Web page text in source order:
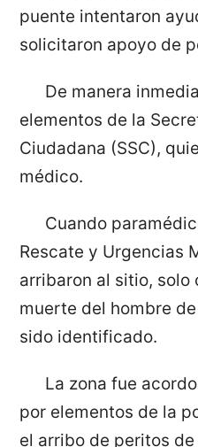
puente intentaron
solicitaron apoyo de
De manera
elementos de la
Ciudadana (SSC),
médico.
Cuando
Rescate y Urgencias
arribaron al sitio, solo
muerte del hombre
sido identificado.
La zona fue
por elementos de la
el arribo de peritos